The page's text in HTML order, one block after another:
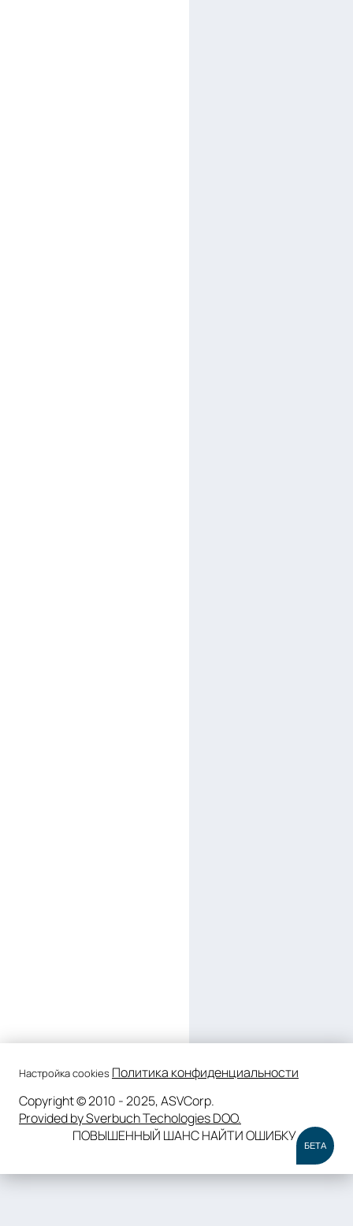
Настройка cookies Политика конфиденциальности
Copyright © 2010 - 2025, ASVCorp.
Provided by Sverbuch Techologies DOO.
ПОВЫШЕННЫЙ ШАНС НАЙТИ ОШИБКУ
БЕТА